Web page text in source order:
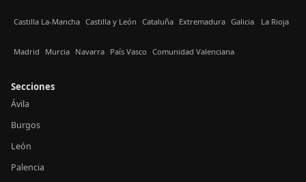
Castilla La-Mancha Castilla y León Cataluña Extremadura Galicia La Rioja
Madrid Murcia Navarra País Vasco Comunidad Valenciana
Secciones
Ávila
Burgos
León
Palencia